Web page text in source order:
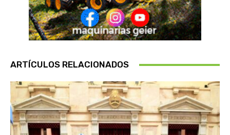
ARTÍCULOS RELACIONADOS